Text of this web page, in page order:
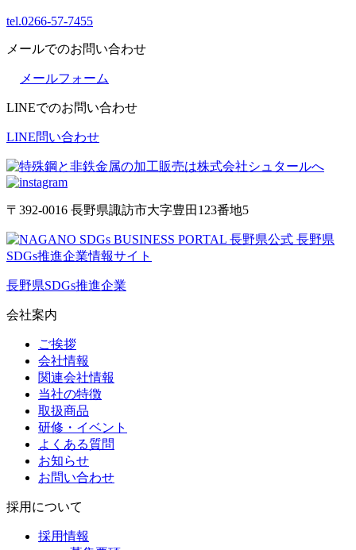
tel.0266-57-7455
メールでのお問い合わせ
メールフォーム
LINEでのお問い合わせ
LINE問い合わせ
〒392-0016 長野県諏訪市大字豊田123番地5
長野県SDGs推進企業
会社案内
ご挨拶
会社情報
関連会社情報
当社の特徴
取扱商品
研修・イベント
よくある質問
お知らせ
お問い合わせ
採用について
採用情報